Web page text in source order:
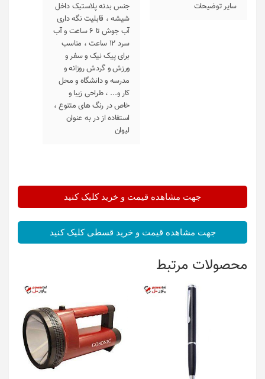
سایر توضیحات
جنس بدنه پلاستیک داخل
شیشه ، قابلیت نگه داری
آب جوش تا 6 ساعت و آب
سرد 12 ساعت ، مناسب
برای پیک نیک و سفر و
ورزش و گردش روزانه و
مدرسه و دانشگاه و محل
کار و... ، طراحی زیبا و
خاص در رنگ های متنوع ،
استفاده از در به عنوان
لیوان
جهت مشاهده قیمت و خرید کلیک کنید
جهت مشاهده قیمت و خرید قسطی کلیک کنید
محصولات مرتبط